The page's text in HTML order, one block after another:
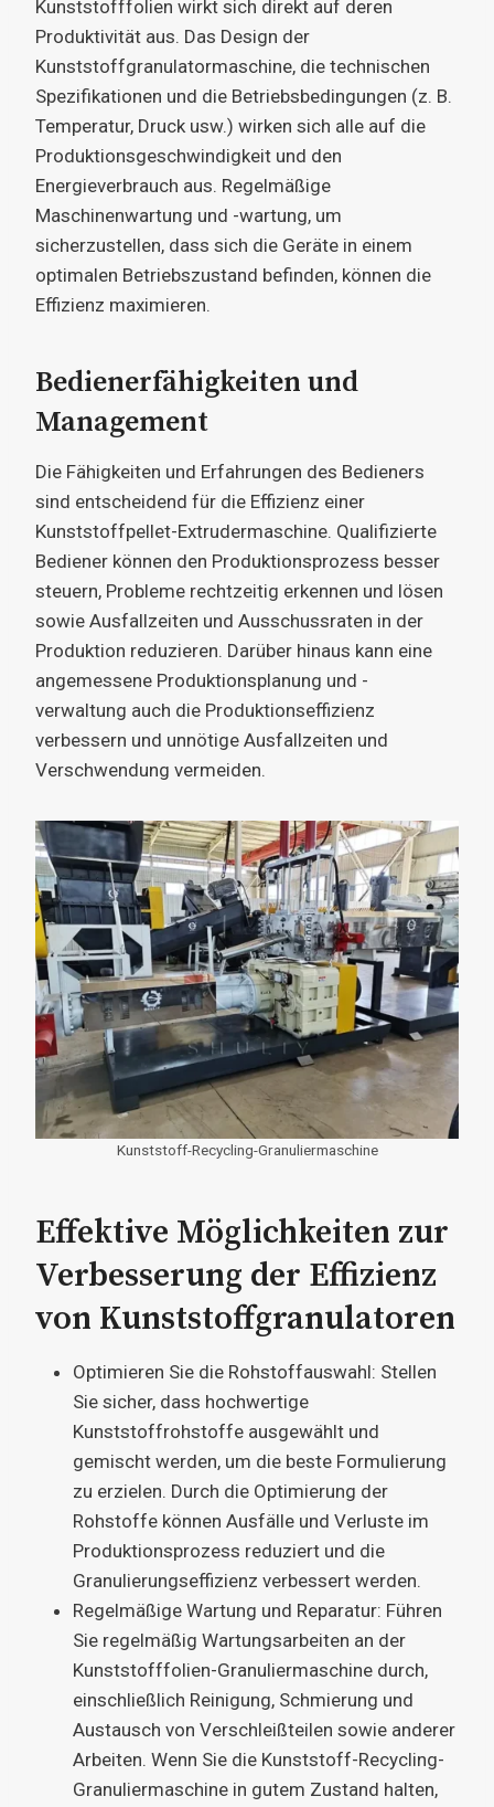
Kunststofffolien wirkt sich direkt auf deren
Produktivität aus. Das Design der
Kunststoffgranulatormaschine, die technischen
Spezifikationen und die Betriebsbedingungen (z. B.
Temperatur, Druck usw.) wirken sich alle auf die
Produktionsgeschwindigkeit und den
Energieverbrauch aus. Regelmäßige
Maschinenwartung und -wartung, um
sicherzustellen, dass sich die Geräte in einem
optimalen Betriebszustand befinden, können die
Effizienz maximieren.
Bedienerfähigkeiten und
Management
Die Fähigkeiten und Erfahrungen des Bedieners
sind entscheidend für die Effizienz einer
Kunststoffpellet-Extrudermaschine. Qualifizierte
Bediener können den Produktionsprozess besser
steuern, Probleme rechtzeitig erkennen und lösen
sowie Ausfallzeiten und Ausschussraten in der
Produktion reduzieren. Darüber hinaus kann eine
angemessene Produktionsplanung und -
verwaltung auch die Produktionseffizienz
verbessern und unnötige Ausfallzeiten und
Verschwendung vermeiden.
Kunststoff-Recycling-Granuliermaschine
Effektive Möglichkeiten zur
Verbesserung der Effizienz
von Kunststoffgranulatoren
Optimieren Sie die Rohstoffauswahl: Stellen
Sie sicher, dass hochwertige
Kunststoffrohstoffe ausgewählt und
gemischt werden, um die beste Formulierung
zu erzielen. Durch die Optimierung der
Rohstoffe können Ausfälle und Verluste im
Produktionsprozess reduziert und die
Granulierungseffizienz verbessert werden.
Regelmäßige Wartung und Reparatur: Führen
Sie regelmäßig Wartungsarbeiten an der
Kunststofffolien-Granuliermaschine durch,
einschließlich Reinigung, Schmierung und
Austausch von Verschleißteilen sowie anderer
Arbeiten. Wenn Sie die Kunststoff-Recycling-
Granuliermaschine in gutem Zustand halten,